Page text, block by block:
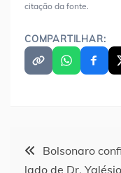
citação da fonte.
COMPARTILHAR:
Navegação
Bolsonaro
lado de Dr.